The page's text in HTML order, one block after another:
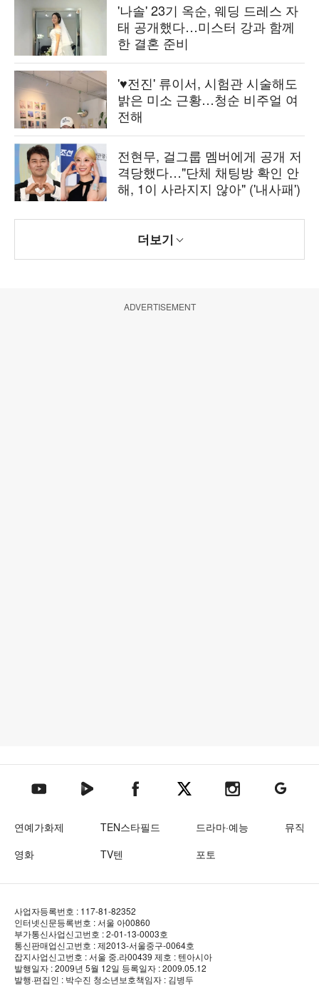
'나솔' 23기 옥순, 웨딩 드레스 자
태 공개했다…미스터 강과 함께
한 결혼 준비
'♥전진' 류이서, 시험관 시술해도
밝은 미소 근황…청순 비주얼 여
전해
전현무, 걸그룹 멤버에게 공개 저
격당했다…"단체 채팅방 확인 안
해, 1이 사라지지 않아" ('내사패')
더보기
ADVERTISEMENT
텐아시아 유튜브텐아시아 네이버TV텐아시아 페이스북텐아시아 엑스텐아시아 인스타그램
텐아시아
연예가화제 TEN스타필드 드라마·예능
뮤직
영화
TV텐 포토
사업자등록번호 : 117-81-82352
인터넷신문등록번호 : 서울 아00860
부가통신사업신고번호 : 2-01-13-0003호
통신판매업신고번호 : 제2013-서울중구-0064호
잡지사업신고번호 : 서울 중.라00439 제호 : 텐아시아
발행일자 : 2009년 5월 12일 등록일자 : 2009.05.12
발행·편집인 : 박수진 청소년보호책임자 : 김병두